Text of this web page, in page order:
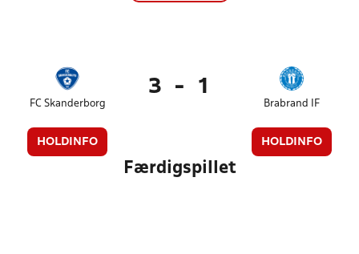
FC Skanderborg
HOLDINFO
3 - 1
Brabrand IF
HOLDINFO
Færdigspillet